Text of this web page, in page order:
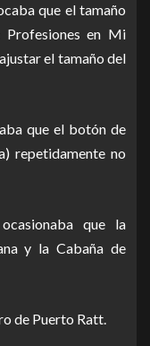
que el tamaño
Profesiones en Mi
el tamaño del
que el botón de
repetidamente no
que la
y la Cabaña de
de Puerto Ratt.